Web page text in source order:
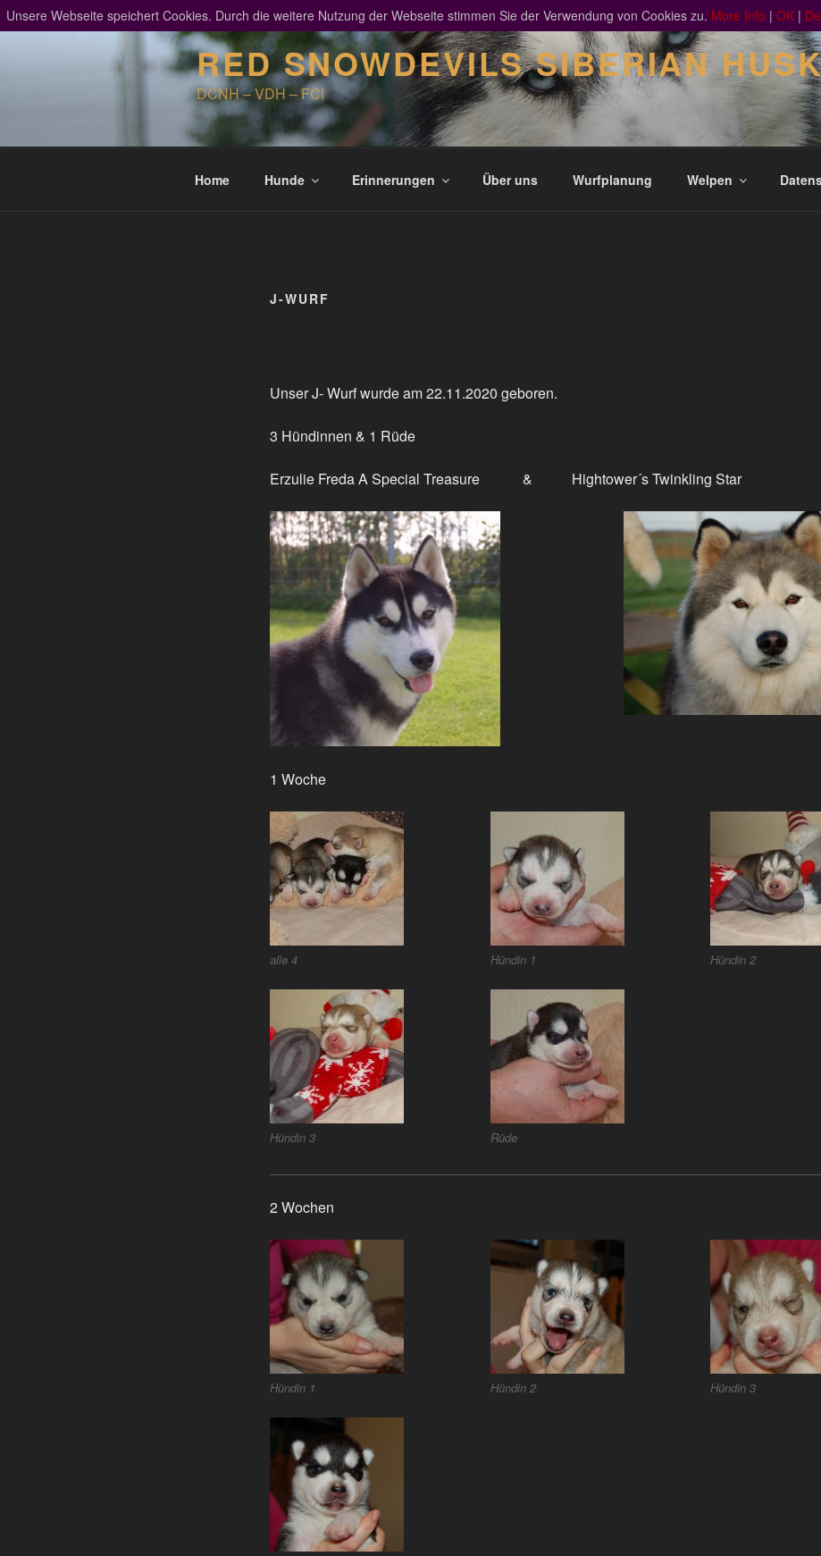
Zum
Inhalt
RED SNOWDEVILS SIBERIAN
DCNH – VDH – FCI
Home Hunde Erinnerungen Über uns Wurfplanung Welpen
J-WURF
Unser J- Wurf wurde am 22.11.2020 geboren.
3 Hündinnen & 1 Rüde
Erzulie Freda A Special Treasure & Hightower´s Twinkling Star
1 Woche
alle 4 Hündin 1 Hündin 2
Hündin 3 Rüde
2 Wochen
Hündin 1 Hündin 2 Hündin 3
Unsere Webseite speichert Cookies. Durch die weitere Nutzung der Webseite stimmen Sie der Verwendung von Cookies zu. More Info | OK |